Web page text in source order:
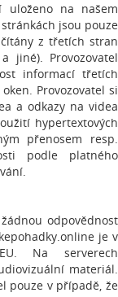
uloženo na našem
jsou pouze
z třetích stran
jiné). Provozovatel
informací třetích
Provozovatel si
a odkazy na videa
hypertextových
přenosem resp.
podle platného
odpovědnost
je v
Na serverech
materiál.
pouze v případě, že